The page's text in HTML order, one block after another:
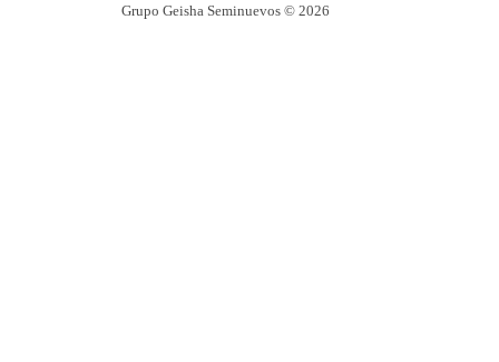
Grupo Geisha Seminuevos © 2026